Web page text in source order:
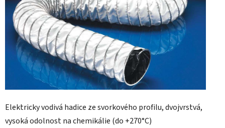
Elektricky vodivá hadice ze svorkového profilu, dvojvrstvá,
vysoká odolnost na chemikálie (do +270°C)